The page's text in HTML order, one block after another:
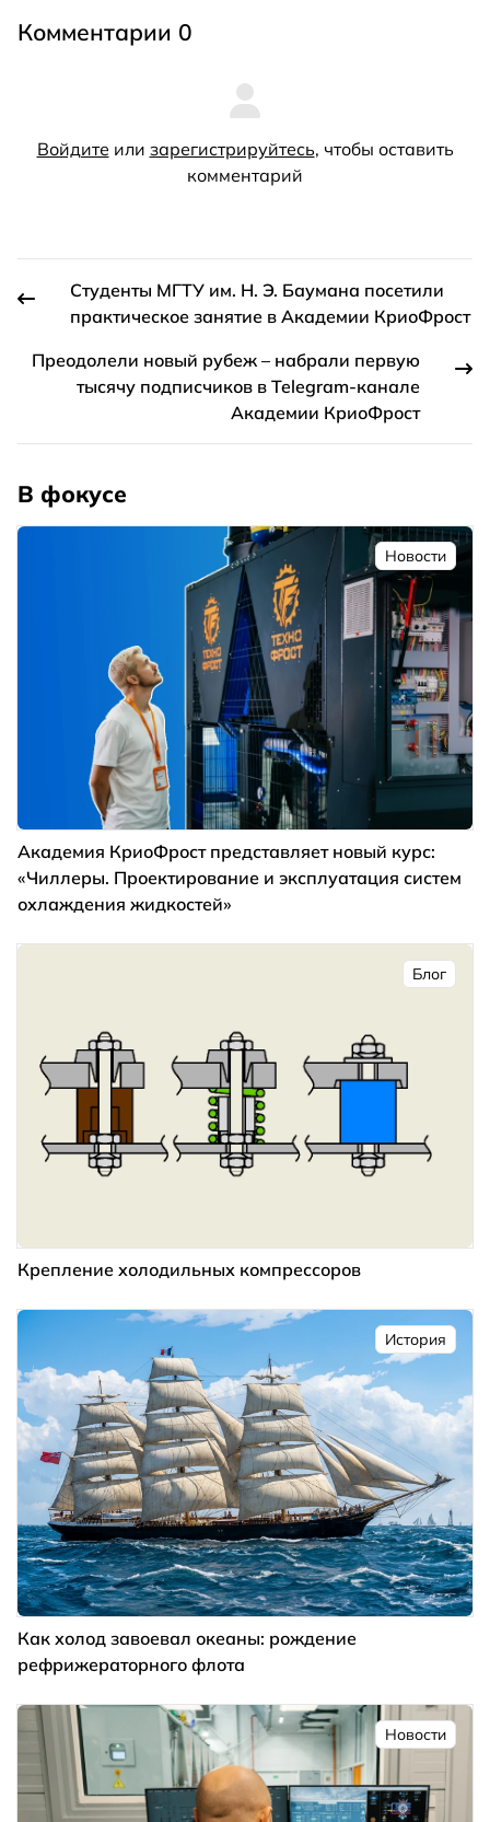
Комментарии 0
Войдите или зарегистрируйтесь, чтобы оставить
комментарий
Студенты МГТУ им. Н. Э. Баумана посетили
практическое занятие в Академии КриоФрост
Преодолели новый рубеж – набрали первую
тысячу подписчиков в Telegram-канале
Академии КриоФрост
В фокусе
Новости
Академия КриоФрост представляет новый курс:
«Чиллеры. Проектирование и эксплуатация систем
охлаждения жидкостей»
Блог
Крепление холодильных компрессоров
История
Как холод завоевал океаны: рождение
рефрижераторного флота
Новости